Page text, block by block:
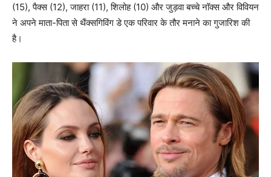
(15), पैक्स (12), जाहरा (11), शिलोह (10) और जुड़वा बच्चे नॉक्स और विवियन
ने अपने माता-पिता से थैंक्सगिविंग डे एक परिवार के तौर मनाने का गुजारिश की
है।